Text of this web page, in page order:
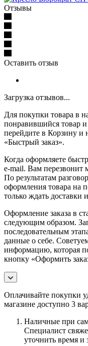
Отзывы
Оставить отзыв
Загрузка отзывов...
Для покупки товара в
понравившийся товар и
перейдите в Корзину и
«Быстрый заказ».
Когда оформляете
e-mail. Вам перезвонит
По результатам
оформления товара на
только ждать доставки
Оформление заказа в
следующим образом.
последовательным
данные о себе.
информацию, которая
кнопку «Оформить
Оплачивайте покупки
магазине доступно 3
Наличные при
Специалист
уточнить время и